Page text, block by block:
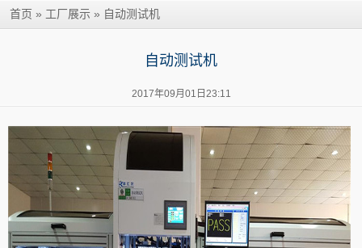
首页 » 工厂展示 » 自动测试机
自动测试机
2017年09月01日23:11